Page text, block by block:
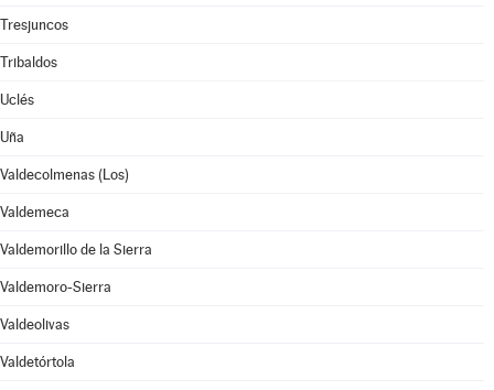
Tresjuncos
Tribaldos
Uclés
Uña
Valdecolmenas (Los)
Valdemeca
Valdemorillo de la Sierra
Valdemoro-Sierra
Valdeolivas
Valdetórtola